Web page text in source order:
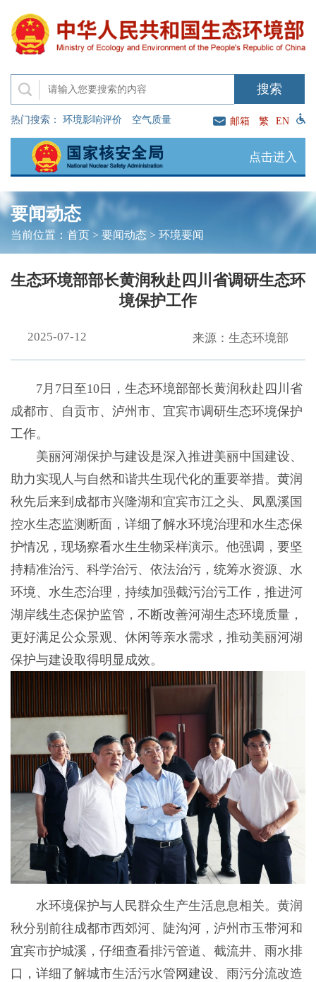
热门搜索： 环境影响评价 空气质量 邮箱 繁 EN
点击进入
要闻动态
当前位置： 首页> 要闻动态 > 环境要闻
生态环境部部长黄润秋赴四川省调研生态环
境保护工作
2025-07-12 来源：生态环境部
7月7日至10日，生态环境部部长黄润秋赴四川省
成都市、自贡市、泸州市、宜宾市调研生态环境保护
工作。
美丽河湖保护与建设是深入推进美丽中国建设、
助力实现人与自然和谐共生现代化的重要举措。黄润
秋先后来到成都市兴隆湖和宜宾市江之头、凤凰溪国
控水生态监测断面，详细了解水环境治理和水生态保
护情况，现场察看水生生物采样演示。他强调，要坚
持精准治污、科学治污、依法治污，统筹水资源、水
环境、水生态治理，持续加强截污治污工作，推进河
湖岸线生态保护监管，不断改善河湖生态环境质量，
更好满足公众景观、休闲等亲水需求，推动美丽河湖
保护与建设取得明显成效。
水环境保护与人民群众生产生活息息相关。黄润
秋分别前往成都市西郊河、陡沟河，泸州市玉带河和
宜宾市护城溪，仔细查看排污管道、截流井、雨水排
口，详细了解城市生活污水管网建设、雨污分流改造